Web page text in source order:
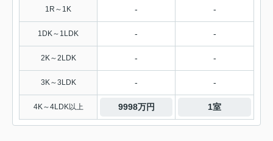
1R～1K - -
1DK～1LDK - -
2K～2LDK - -
3K～3LDK - -
4K～4LDK以上 9998万円 1室